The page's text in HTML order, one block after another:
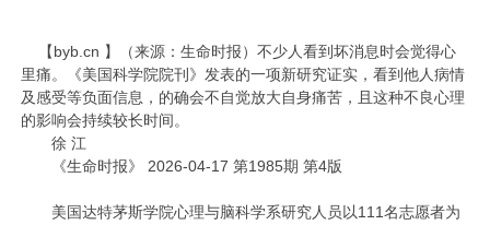
【byb.cn 】（来源：生命时报）不少人看到坏消息时会觉得心
里痛。《美国科学院院刊》发表的一项新研究证实，看到他人病情
及感受等负面信息，的确会不自觉放大自身痛苦，且这种不良心理
的影响会持续较长时间。
徐 江
《生命时报》 2026-04-17 第1985期 第4版
美国达特茅斯学院心理与脑科学系研究人员以111名志愿者为